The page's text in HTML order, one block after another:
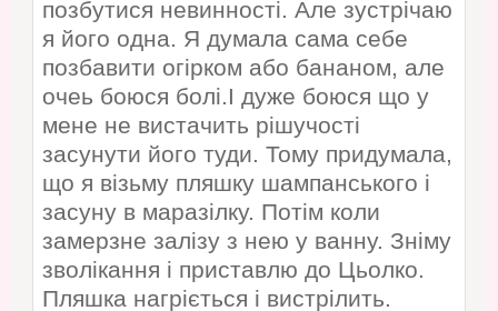
позбутися невинності. Але зустрічаю
я його одна. Я думала сама себе
позбавити огірком або бананом, але
очеь боюся болі.І дуже боюся що у
мене не вистачить рішучості
засунути його туди. Тому придумала,
що я візьму пляшку шампанського і
засуну в маразілку. Потім коли
замерзне залізу з нею у ванну. Зніму
зволікання і приставлю до Цьолко.
Пляшка нагріється і вистрілить.